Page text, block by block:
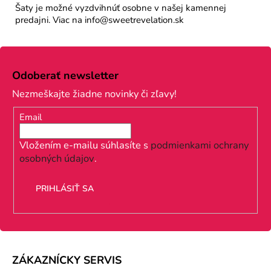
Šaty je možné vyzdvihnúť osobne v našej kamennej
predajni. Viac na info@sweetrevelation.sk
Z
Odoberať newsletter
Nezmeškajte žiadne novinky či zľavy!
Email
Vložením e-mailu súhlasíte s podmienkami ochrany
osobných údajov.
PRIHLÁSIŤ SA
ZÁKAZNÍCKY SERVIS